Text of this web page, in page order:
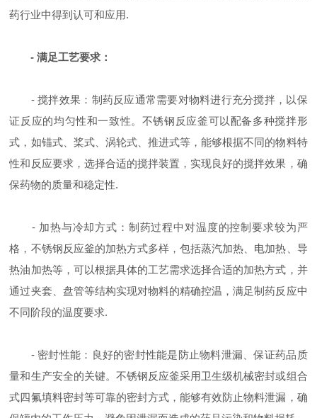
药行业中得到认可和应用.
- 满足工艺要求：
- 搅拌效果：制药反应通常需要对物料进行充分搅拌，以保
证反应的均匀性和一致性。不锈钢反应釜可以配备多种搅拌形
式，如锚式、桨式、涡轮式、推进式等，能够根据不同的物料特
性和反应要求，选择合适的搅拌装置，实现良好的搅拌效果，确
保药物的质量和稳定性.
- 加热与冷却方式：制药过程中对温度的控制要求较为严
格，不锈钢反应釜的加热方式多样，包括蒸汽加热、电加热、导
热油加热等，可以根据具体的工艺需求选择合适的加热方式，并
通过夹套、盘管等结构实现对物料的精确控温，满足制药反应中
不同阶段的温度要求.
- 密封性能：良好的密封性能是防止物料泄漏、保证药品质
量和生产安全的关键。不锈钢反应釜采用卫生级机械密封或组合
式四氟填料密封等可靠的密封方式，能够有效防止物料泄漏，确